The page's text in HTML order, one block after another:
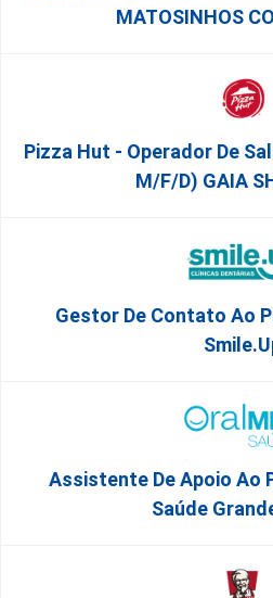
MATOSINHOS
Pizza Hut - Operador De
M/f/d) GAIA
Gestor De Contato Ao
Assistente De Apoio Ao
Saúde